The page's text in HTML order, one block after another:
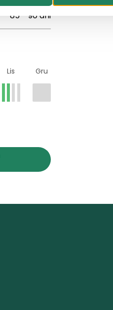
85 - 90 dni
Lis Gru